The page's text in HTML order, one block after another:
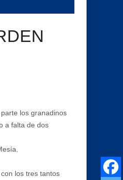
los granadinos
a falta de dos
los tres tantos